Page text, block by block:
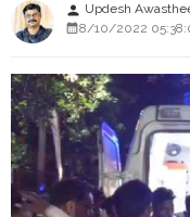
person Updesh
8/10/2022